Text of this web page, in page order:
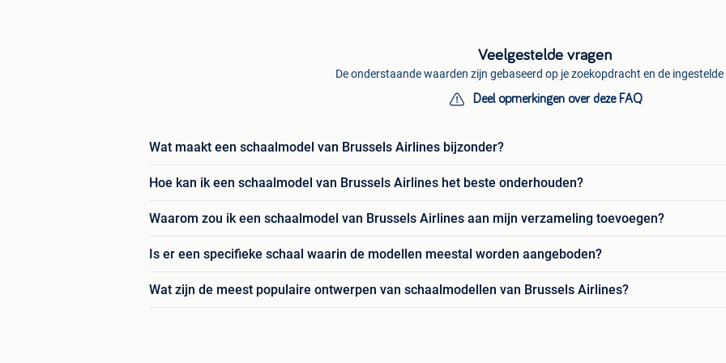
Veelgestelde vragen
De onderstaande waarden zijn gebaseerd op je zoekopdracht en de
Deel opmerkingen over deze FAQ
Wat maakt een schaalmodel van Brussels Airlines bijzonder?
Hoe kan ik een schaalmodel van Brussels Airlines het beste onderhouden?
Waarom zou ik een schaalmodel van Brussels Airlines aan mijn verzameling toevoegen?
Is er een specifieke schaal waarin de modellen meestal worden aangeboden?
Wat zijn de meest populaire ontwerpen van schaalmodellen van Brussels Airlines?